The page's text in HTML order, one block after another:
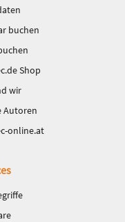
buchen
Shop
wir
Autoren
online.at